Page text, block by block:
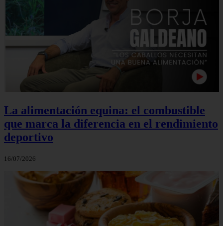
La alimentación equina: el combustible
que marca la diferencia en el rendimiento
deportivo
16/07/2026